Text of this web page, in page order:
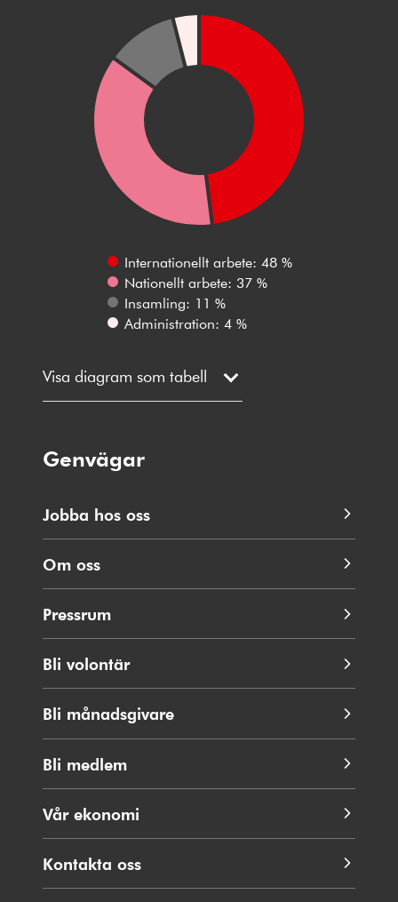
Internationellt arbete: 48 %
Nationellt arbete: 37 %
Insamling: 11 %
Administration: 4 %
Visa diagram som tabell
Genvägar
Jobba hos oss
Om oss
Pressrum
Bli volontär
Bli månadsgivare
Bli medlem
Vår ekonomi
Kontakta oss